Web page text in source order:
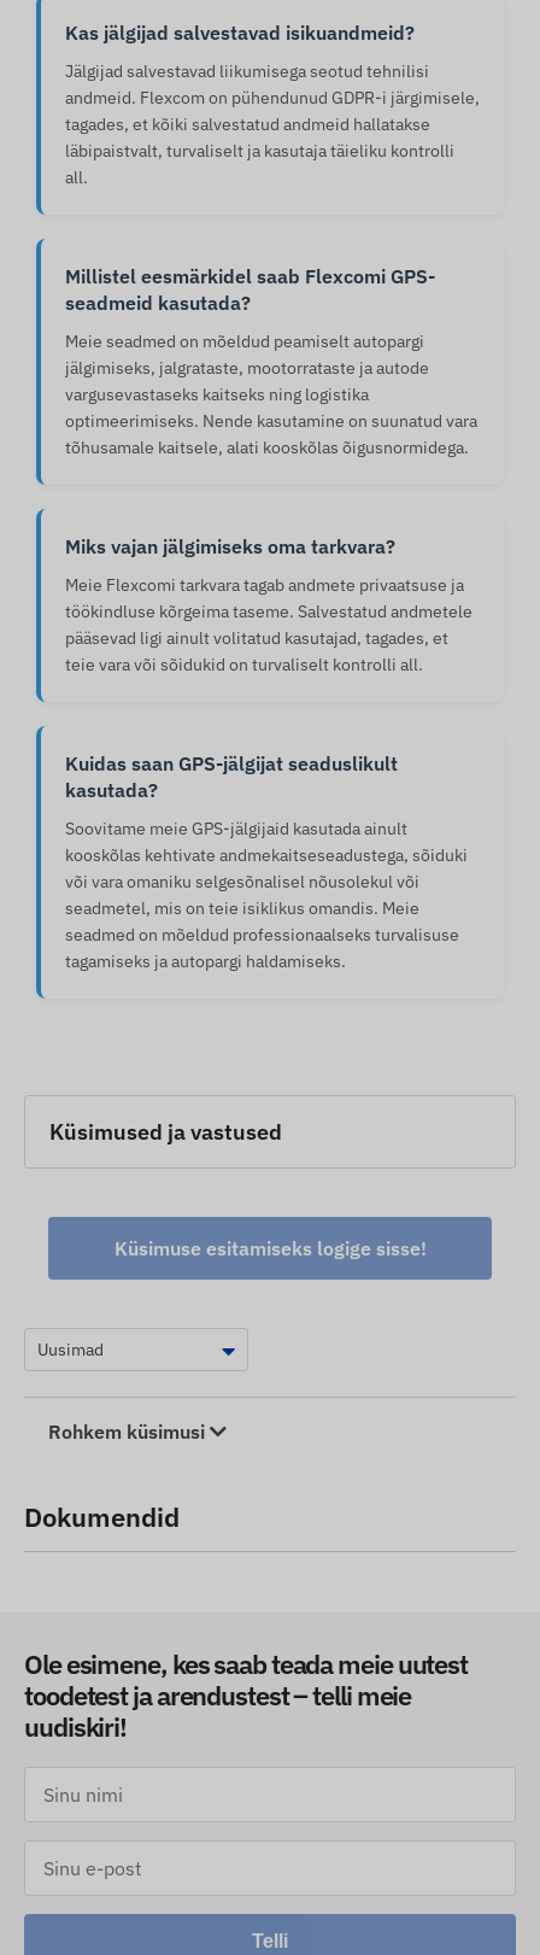
Kas jälgijad salvestavad isikuandmeid?
Jälgijad salvestavad liikumisega seotud tehnilisi
andmeid. Flexcom on pühendunud GDPR-i järgimisele,
tagades, et kõiki salvestatud andmeid hallatakse
läbipaistvalt, turvaliselt ja kasutaja täieliku kontrolli
all.
Millistel eesmärkidel saab Flexcomi GPS-
seadmeid kasutada?
Meie seadmed on mõeldud peamiselt autopargi
jälgimiseks, jalgrataste, mootorrataste ja autode
vargusevastaseks kaitseks ning logistika
optimeerimiseks. Nende kasutamine on suunatud vara
tõhusamale kaitsele, alati kooskõlas õigusnormidega.
Miks vajan jälgimiseks oma tarkvara?
Meie Flexcomi tarkvara tagab andmete privaatsuse ja
töökindluse kõrgeima taseme. Salvestatud andmetele
pääsevad ligi ainult volitatud kasutajad, tagades, et
teie vara või sõidukid on turvaliselt kontrolli all.
Kuidas saan GPS-jälgijat seaduslikult
kasutada?
Soovitame meie GPS-jälgijaid kasutada ainult
kooskõlas kehtivate andmekaitseseadustega, sõiduki
või vara omaniku selgesõnalisel nõusolekul või
seadmetel, mis on teie isiklikus omandis. Meie
seadmed on mõeldud professionaalseks turvalisuse
tagamiseks ja autopargi haldamiseks.
Küsimused ja vastused
Küsimuse esitamiseks logige sisse!
Rohkem küsimusi
Dokumendid
Ole esimene, kes saab teada meie uutest
toodetest ja arendustest – telli meie
uudiskiri!
Telli